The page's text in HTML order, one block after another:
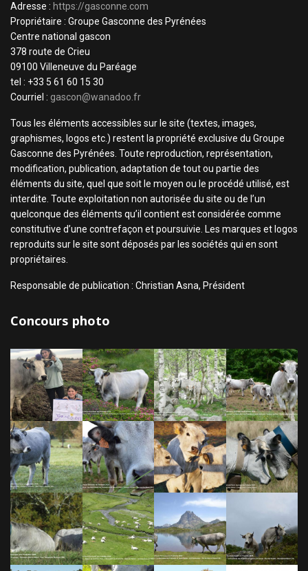
Adresse : https://gasconne.com
Propriétaire : Groupe Gasconne des Pyrénées
Centre national gascon
378 route de Crieu
09100 Villeneuve du Paréage
tel : +33 5 61 60 15 30
Courriel : gascon@wanadoo.fr
Tous les éléments accessibles sur le site (textes, images,
graphismes, logos etc.) restent la propriété exclusive du Groupe
Gasconne des Pyrénées. Toute reproduction, représentation,
modification, publication, adaptation de tout ou partie des
éléments du site, quel que soit le moyen ou le procédé utilisé, est
interdite. Toute exploitation non autorisée du site ou de l’un
quelconque des éléments qu’il contient est considérée comme
constitutive d’une contrefaçon et poursuivie. Les marques et logos
reproduits sur le site sont déposés par les sociétés qui en sont
propriétaires.
Responsable de publication : Christian Asna, Président
Concours photo